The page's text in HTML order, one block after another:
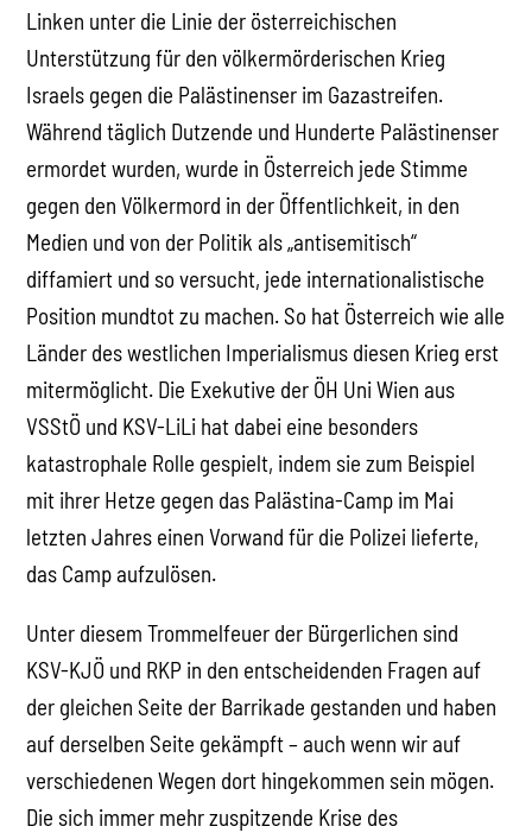
Linken unter die Linie der österreichischen
Unterstützung für den völkermörderischen Krieg
Israels gegen die Palästinenser im Gazastreifen.
Während täglich Dutzende und Hunderte Palästinenser
ermordet wurden, wurde in Österreich jede Stimme
gegen den Völkermord in der Öffentlichkeit, in den
Medien und von der Politik als „antisemitisch“
diffamiert und so versucht, jede internationalistische
Position mundtot zu machen. So hat Österreich wie alle
Länder des westlichen Imperialismus diesen Krieg erst
mitermöglicht. Die Exekutive der ÖH Uni Wien aus
VSStÖ und KSV-LiLi hat dabei eine besonders
katastrophale Rolle gespielt, indem sie zum Beispiel
mit ihrer Hetze gegen das Palästina-Camp im Mai
letzten Jahres einen Vorwand für die Polizei lieferte,
das Camp aufzulösen.
Unter diesem Trommelfeuer der Bürgerlichen sind
KSV-KJÖ und RKP in den entscheidenden Fragen auf
der gleichen Seite der Barrikade gestanden und haben
auf derselben Seite gekämpft – auch wenn wir auf
verschiedenen Wegen dort hingekommen sein mögen.
Die sich immer mehr zuspitzende Krise des